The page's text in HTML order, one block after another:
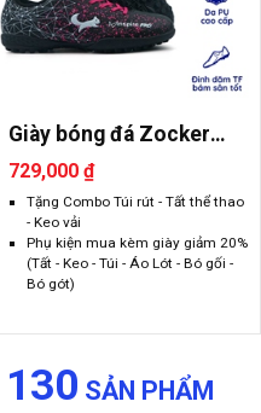
Giày bóng đá Zocker
Inspire ..
729,000 ₫
Tặng Combo Túi rút - Tất thể thao
- Keo vải
Phụ kiện mua kèm giày giảm 20%
(Tất - Keo - Túi - Áo Lót - Bó gối -
Bó gót)
130 SẢN PHẨM